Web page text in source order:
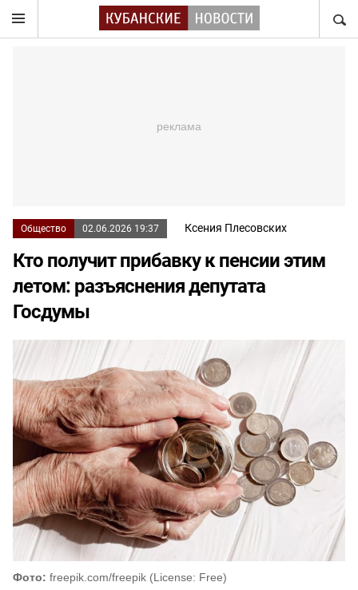
Общество 02.06.2026 19:37 Ксения Плесовских
Кто получит прибавку к пенсии этим
летом: разъяснения депутата
Госдумы
Фото: freepik.com/freepik (License: Free)